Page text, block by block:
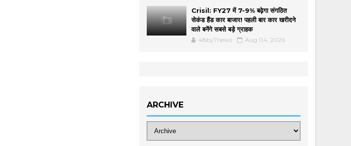
Crisil: FY27 में 7-9% बढ़ेगा संगठित
सेकंड हैंड कार बाजार! पहली बार कार खरीदने
वाले बनेंगे सबसे बड़े ग्राहक
48by7news Aug 04, 2026
ARCHIVE